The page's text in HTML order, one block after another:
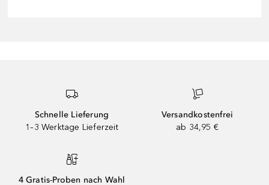
Schnelle Lieferung
1–3 Werktage Lieferzeit
Versandkostenfrei
ab 34,95 €
4 Gratis-Proben nach Wahl